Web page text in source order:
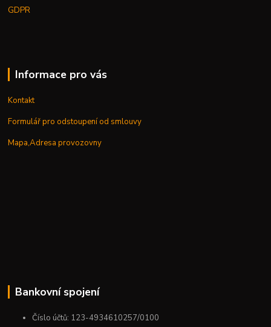
GDPR
Informace pro vás
Kontakt
Formulář pro odstoupení od smlouvy
Mapa,Adresa provozovny
Bankovní spojení
Číslo účtů: 123-4934610257/0100